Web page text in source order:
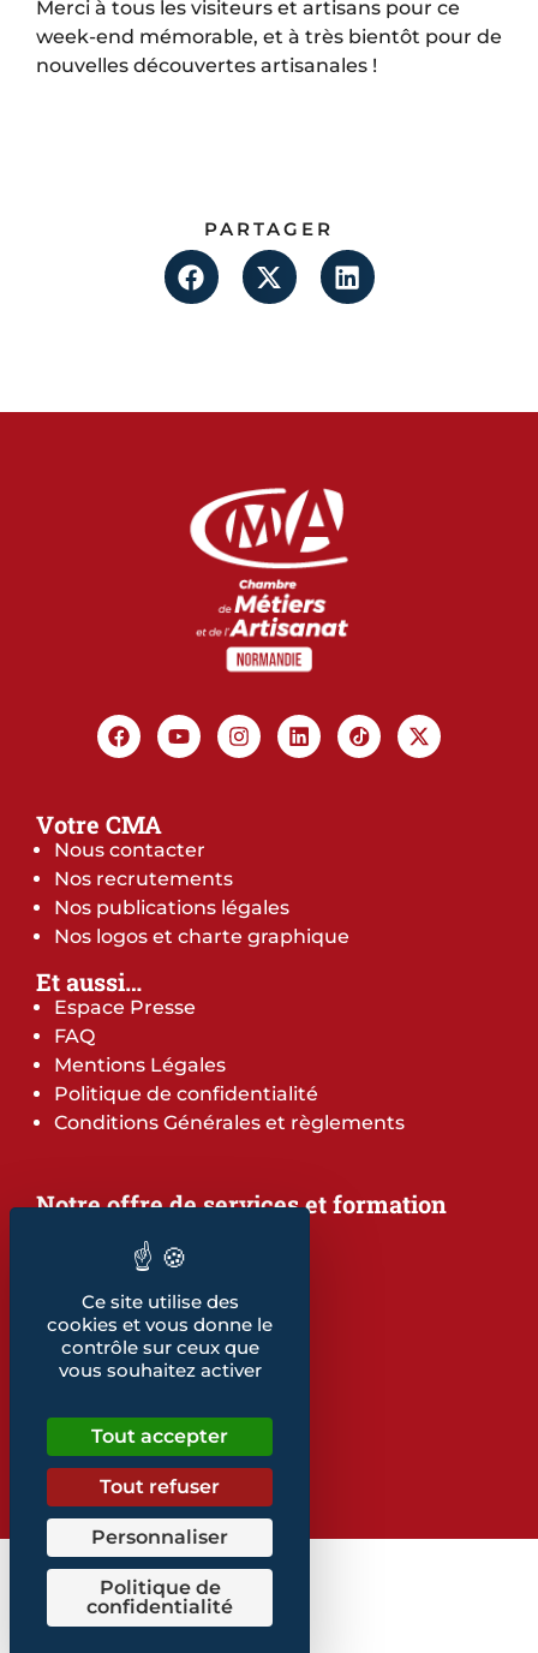
Merci à tous les visiteurs et artisans pour ce
week-end mémorable, et à très bientôt pour de
nouvelles découvertes artisanales !
PARTAGER
Votre CMA
Nous contacter
Nos recrutements
Nos publications légales
Nos logos et charte graphique
Et aussi…
Espace Presse
FAQ
Mentions Légales
Politique de confidentialité
Conditions Générales et règlements
Notre offre de services et formation
Notre offre de formation
Les indicateurs
Nos publications
Retrouvez également...
Notre glossaire
Ce site utilise des
cookies et vous donne le
contrôle sur ceux que
vous souhaitez activer
Tout accepter
Tout refuser
Personnaliser
Politique de
confidentialité